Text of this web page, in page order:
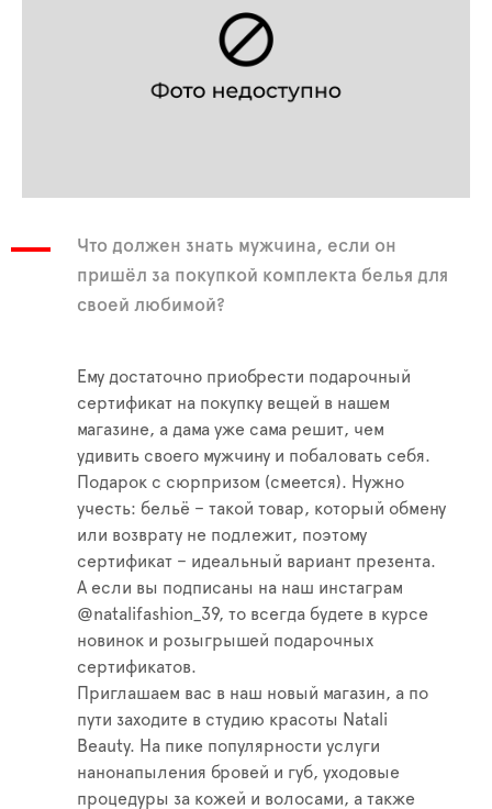
Что должен знать мужчина, если он
пришёл за покупкой комплекта белья для
своей любимой?
Ему достаточно приобрести подарочный
сертификат на покупку вещей в нашем
магазине, а дама уже сама решит, чем
удивить своего мужчину и побаловать себя.
Подарок с сюрпризом (смеется). Нужно
учесть: бельё – такой товар, который обмену
или возврату не подлежит, поэтому
сертификат – идеальный вариант презента.
А если вы подписаны на наш инстаграм
@natalifashion_39, то всегда будете в курсе
новинок и розыгрышей подарочных
сертификатов.
Приглашаем вас в наш новый магазин, а по
пути заходите в студию красоты Natali
Beauty. На пике популярности услуги
нанонапыления бровей и губ, уходовые
процедуры за кожей и волосами, а также